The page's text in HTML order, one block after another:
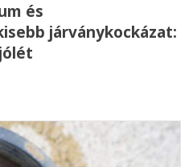
és
járványkockázat: